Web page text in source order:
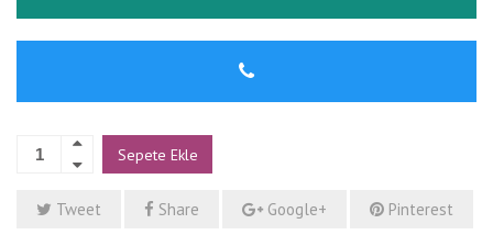
Sepete Ekle
Tweet Share Google+ Pinterest